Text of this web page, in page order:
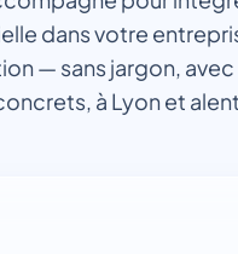
dans votre
— sans jargon,
à Lyon et